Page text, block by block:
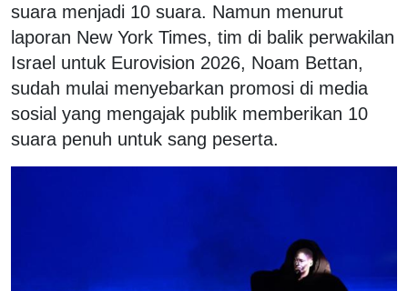
suara menjadi 10 suara. Namun menurut
laporan New York Times, tim di balik perwakilan
Israel untuk Eurovision 2026, Noam Bettan,
sudah mulai menyebarkan promosi di media
sosial yang mengajak publik memberikan 10
suara penuh untuk sang peserta.